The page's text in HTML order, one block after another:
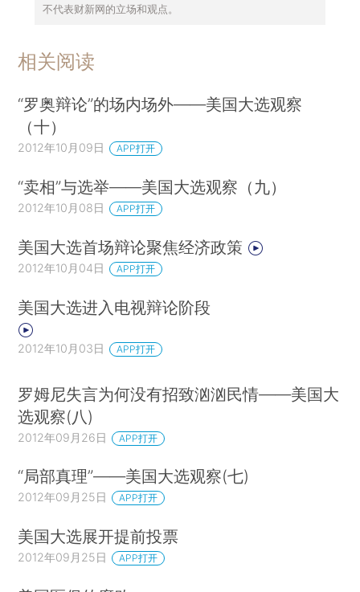
不代表财新网的立场和观点。
相关阅读
“罗奥辩论”的场内场外——美国大选观察
（十）
2012年10月09日 APP打开
“卖相”与选举——美国大选观察（九）
2012年10月08日 APP打开
美国大选首场辩论聚焦经济政策
2012年10月04日 APP打开
美国大选进入电视辩论阶段
2012年10月03日 APP打开
罗姆尼失言为何没有招致汹汹民情——美国大
选观察(八)
2012年09月26日 APP打开
“局部真理”——美国大选观察(七)
2012年09月25日 APP打开
美国大选展开提前投票
2012年09月25日 APP打开